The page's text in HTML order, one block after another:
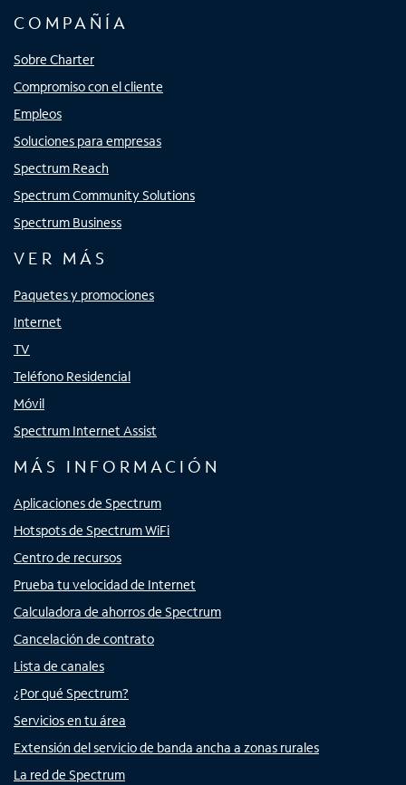
COMPAÑÍA
Sobre Charter
Compromiso con el cliente
Empleos
Soluciones para empresas
Spectrum Reach
Spectrum Community Solutions
Spectrum Business
VER MÁS
Paquetes y promociones
Internet
TV
Teléfono Residencial
Móvil
Spectrum Internet Assist
MÁS INFORMACIÓN
Aplicaciones de Spectrum
Hotspots de Spectrum WiFi
Centro de recursos
Prueba tu velocidad de Internet
Calculadora de ahorros de Spectrum
Cancelación de contrato
Lista de canales
¿Por qué Spectrum?
Servicios en tu área
Extensión del servicio de banda ancha a zonas rurales
La red de Spectrum